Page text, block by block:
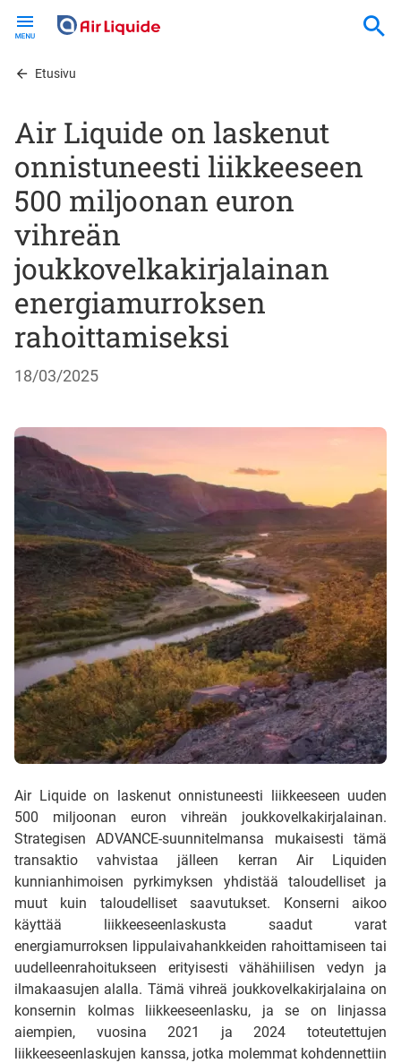
contentEtusivu
Air Liquide on laskenut
onnistuneesti liikkeeseen
500 miljoonan euron
vihreän
joukkovelkakirjalainan
energiamurroksen
rahoittamiseksi
18/03/2025
Air Liquide on laskenut onnistuneesti liikkeeseen uuden
500 miljoonan euron vihreän joukkovelkakirjalainan.
Strategisen ADVANCE-suunnitelmansa mukaisesti tämä
transaktio vahvistaa jälleen kerran Air Liquiden
kunnianhimoisen pyrkimyksen yhdistää taloudelliset ja
muut kuin taloudelliset saavutukset. Konserni aikoo
käyttää liikkeeseenlaskusta saadut varat
energiamurroksen lippulaivahankkeiden rahoittamiseen tai
uudelleenrahoitukseen erityisesti vähähiilisen vedyn ja
ilmakaasujen alalla. Tämä vihreä joukkovelkakirjalaina on
konsernin kolmas liikkeeseenlasku, ja se on linjassa
aiempien, vuosina 2021 ja 2024 toteutettujen
liikkeeseenlaskujen kanssa, jotka molemmat kohdennettiin